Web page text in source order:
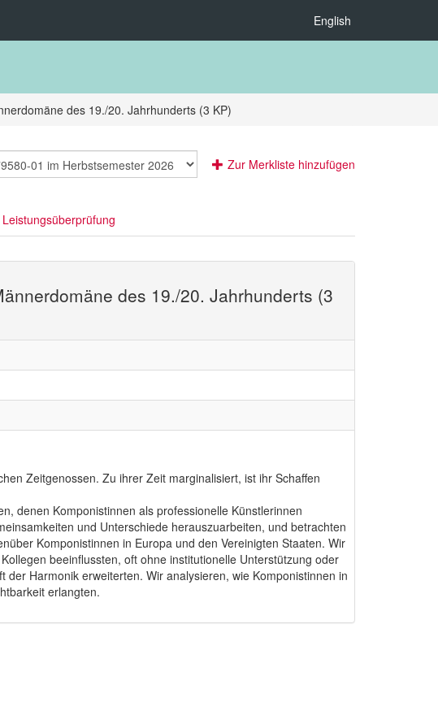
English
des 19./20. Jahrhunderts (3 KP)
Zur Merkliste hinzufügen
Leistungsüberprüfung
des 19./20. Jahrhunderts (3
Zeitgenossen. Zu ihrer Zeit marginalisiert, ist ihr Schaffen
denen Komponistinnen als professionelle Künstlerinnen
und Unterschiede herauszuarbeiten, und betrachten
Komponistinnen in Europa und den Vereinigten Staaten. Wir
beeinflussten, oft ohne institutionelle Unterstützung oder
Harmonik erweiterten. Wir analysieren, wie Komponistinnen in
erlangten.